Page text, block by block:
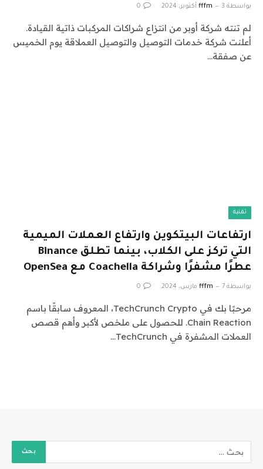
بواسطة fffm 3 أكتوبر، 2024 0
لم تنته شركة أوبر من انتزاع شراكات المركبات ذاتية القيادة.
أعلنت شركة خدمات التوصيل والتوصيل العملاقة يوم الخميس
عن صفقة…
تقنية
ارتفاعات البيتكوين وارتفاع العملات الميمية
التي تركز على الكلاب، بينما تطلق Binance
عطرًا مشفرًا وشراكة Coachella مع OpenSea
بواسطة fffm 7 مارس، 2024 0
مرحبًا بك في TechCrunch Crypto، المعروف سابقًا باسم
Chain Reaction. للحصول على ملخص لأكبر وأهم قصص
العملات المشفرة في TechCrunch…